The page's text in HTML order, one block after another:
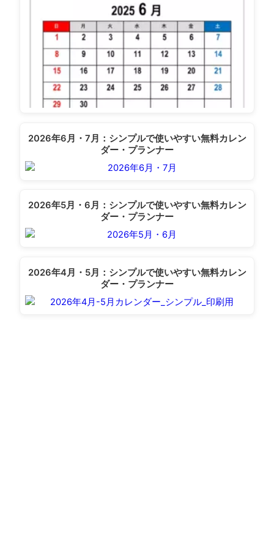
2026年6月・7月：シンプルで使いやすい無料カレン
ダー・プランナー
2026年5月・6月：シンプルで使いやすい無料カレン
ダー・プランナー
2026年4月・5月：シンプルで使いやすい無料カレン
ダー・プランナー